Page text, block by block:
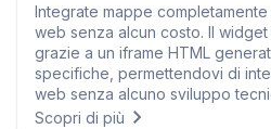
Integrate mappe
web senza alcun costo. Il
grazie a un iframe HTML
specifiche, permettendovi di
web senza alcuno sviluppo
Scopri di più